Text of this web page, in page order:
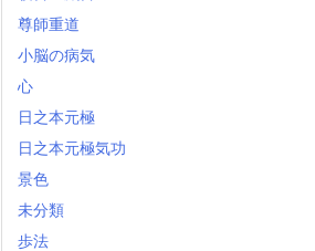
尊師重道
小脳の病気
心
日之本元極
日之本元極気功
景色
未分類
歩法